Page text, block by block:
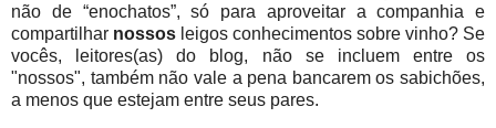
não de “enochatos”, só para aproveitar a companhia e
compartilhar nossos leigos conhecimentos sobre vinho? Se
vocês, leitores(as) do blog, não se incluem entre os
"nossos", também não vale a pena bancarem os sabichões,
a menos que estejam entre seus pares.